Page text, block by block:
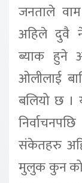
जनताले
अहिले दुवै
ब्याक हुने
ओलीलाई
बलियो छ ।
संकेतहरु
मुलुक कुन